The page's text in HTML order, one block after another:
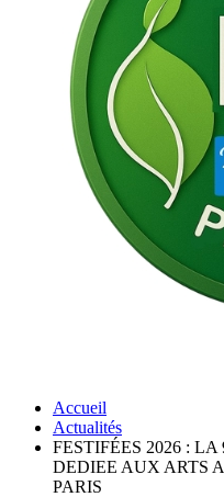
Accueil
Actualités
FESTIFÉES 2026 :
DEDIEE AUX ARTS
PARIS